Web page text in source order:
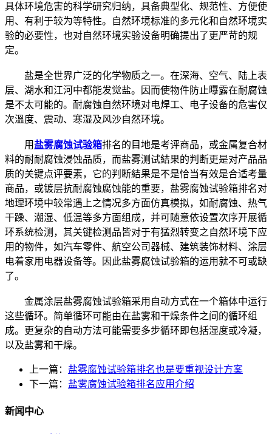
具体环境危害的科学研究归纳，具备典型化、规范性、方便使
用、有利于较为等特性。自然环境标准的多元化和自然环境实
验的必要性，也对自然环境实验设备明确提出了更严苛的规
定。
盐是全世界广泛的化学物质之一。在深海、空气、陆上表
层、湖水和江河中都能发觉盐。因而使物件防止曝露在耐腐蚀
是不太可能的。耐腐蚀自然环境对电焊工、电子设备的危害仅
次溫度、震动、寒湿及风沙自然环境。
用盐雾腐蚀试验箱排名的目地是考评商品，或金属复合材
料的耐耐腐蚀浸蚀品质，而盐雾测试結果的判断更是对产品品
质的关键点评要素，它的判断結果是不是恰当有效是合适考量
商品，或镀层抗耐腐蚀腐蚀能的重要，盐雾腐蚀试验箱排名对
地理环境中较常遇上之情况多方面仿真模拟，如耐腐蚀、热气
干躁、潮湿、低温等多方面组成，并可随意依设置次序开展循
环系统检测，其关键检测品皆对于有猛烈转变之自然环境下应
用的物件，如汽车零件、航空公司器械、建筑装饰材料、涂层
电着家用电器设备等。因此盐雾腐蚀试验箱的运用就不可或缺
了。
金属涂层盐雾腐蚀试验箱采用自动方式在一个箱体中运行
这些循环。简单循环可能由在盐雾和干燥条件之间的循环组
成。更复杂的自动方法可能需要多步循环即包括湿度或冷凝，
以及盐雾和干燥。
上一篇： 盐雾腐蚀试验箱排名也是要重视设计方案
下一篇： 盐雾腐蚀试验箱排名应用介绍
新闻中心